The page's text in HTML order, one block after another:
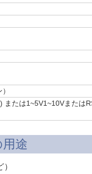
) または1~5V1~10Vまたは
途